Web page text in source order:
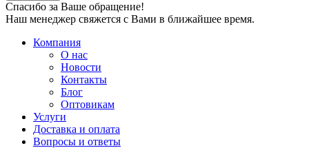
Спасибо за Ваше обращение!
Наш менеджер свяжется с Вами в ближайшее время.
Компания
О нас
Новости
Контакты
Блог
Оптовикам
Услуги
Доставка и оплата
Вопросы и ответы